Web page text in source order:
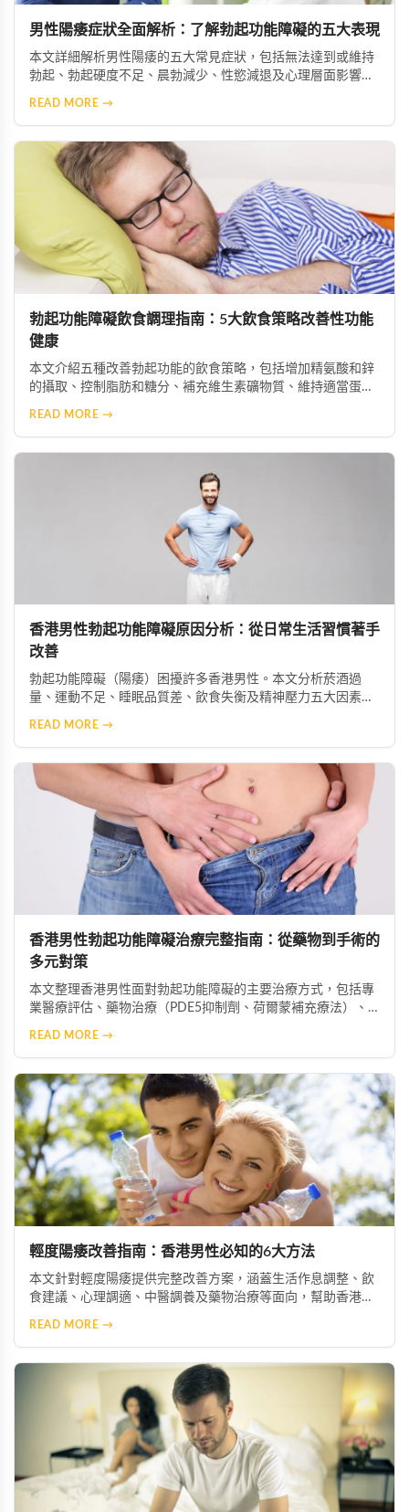
男性陽痿症狀全面解析：了解勃起功能障礙的五大表現
本文詳細解析男性陽痿的五大常見症狀，包括無法達到或維持
勃起、勃起硬度不足、晨勃減少、性慾減退及心理層面影響。
READ MORE →
勃起功能障礙飲食調理指南：5大飲食策略改善性功能
健康
本文介紹五種改善勃起功能的飲食策略，包括增加精氨酸和鋅
的攝取、控制脂肪和糖分、補充維生素礦物質、維持適當蛋白
READ MORE →
香港男性勃起功能障礙原因分析：從日常生活習慣著手
改善
勃起功能障礙（陽痿）困擾許多香港男性。本文分析菸酒過
量、運動不足、睡眠品質差、飲食失衡及精神壓力五大因素如
READ MORE →
香港男性勃起功能障礙治療完整指南：從藥物到手術的
多元對策
本文整理香港男性面對勃起功能障礙的主要治療方式，包括專
業醫療評估、藥物治療（PDE5抑制劑、荷爾蒙補充療法）、
READ MORE →
輕度陽痿改善指南：香港男性必知的6大方法
本文針對輕度陽痿提供完整改善方案，涵蓋生活作息調整、飲
食建議、心理調適、中醫調養及藥物治療等面向，幫助香港男
READ MORE →